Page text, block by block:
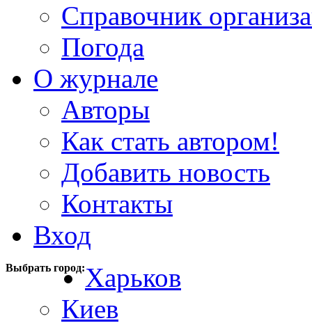
Справочник
Погода
О журнале
Авторы
Как стать автором!
Добавить новость
Контакты
Вход
Выбрать город:Харьков
Киев